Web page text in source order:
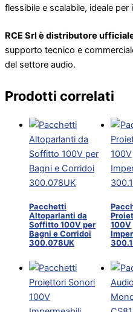
flessibile e scalabile, ideale
RCE Srl è distributore
supporto tecnico e
del settore audio.
Prodotti correlati
Pacchetti
Altoparlanti da
Soffitto 100V per
Bagni e Corridoi
300.078UK
100V